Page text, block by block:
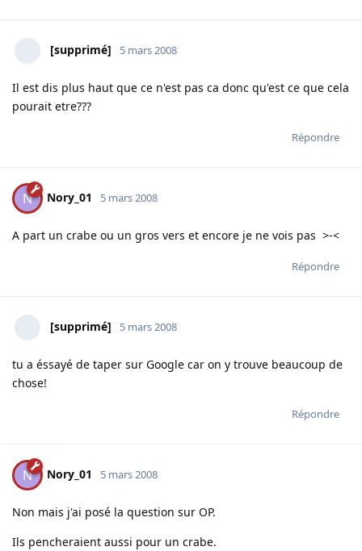
[supprimé] 5 mars 2008
Il est dis plus haut que ce n'est pas ca donc qu'est ce que cela
pourait etre???
Répondre
N Nory_01 5 mars 2008
A part un crabe ou un gros vers et encore je ne vois pas >-<
Répondre
[supprimé] 5 mars 2008
tu a éssayé de taper sur Google car on y trouve beaucoup de
chose!
Répondre
N Nory_01 5 mars 2008
Non mais j'ai posé la question sur OP.
Ils pencheraient aussi pour un crabe.